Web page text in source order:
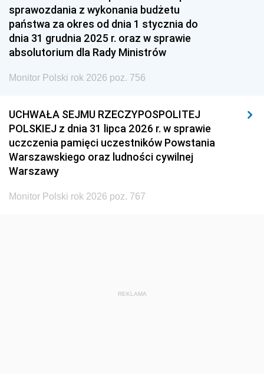
1951 1950
1948 1947 1946
1939 1938
sprawozdania z wykonania budżetu
państwa za okres od dnia 1 stycznia do
dnia 31 grudnia 2025 r. oraz w sprawie
absolutorium dla Rady Ministrów
Monitor Polski rok 2026 poz. 756
UCHWAŁA SEJMU RZECZYPOSPOLITEJ
POLSKIEJ z dnia 31 lipca 2026 r. w sprawie
uczczenia pamięci uczestników Powstania
Warszawskiego oraz ludności cywilnej
Warszawy
Monitor Polski rok 2026 poz. 767
REKLAMA